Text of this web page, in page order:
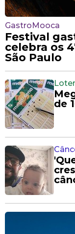
GastroMooca
Festival
celebra os
São Paulo
de